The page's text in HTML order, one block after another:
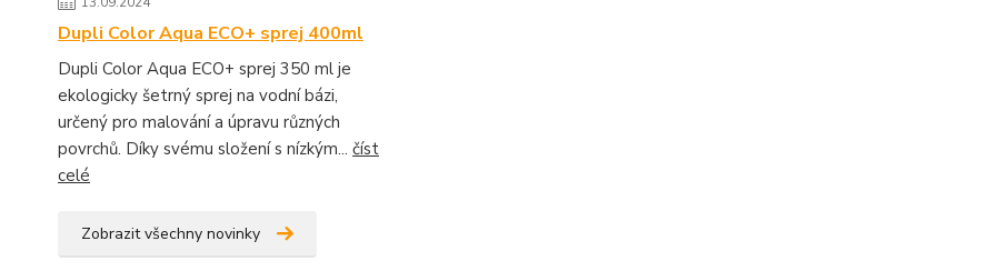
Dupli Color Aqua ECO+ sprej 400ml
Dupli Color Aqua ECO+ sprej 350 ml je
ekologicky šetrný sprej na vodní bázi,
určený pro malování a úpravu různých
povrchů. Díky svému složení s nízkým... číst
celé
Zobrazit všechny novinky